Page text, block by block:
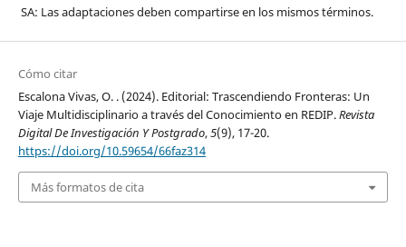
SA: Las adaptaciones deben compartirse en los mismos términos.
Cómo citar
Escalona Vivas, O. . (2024). Editorial: Trascendiendo Fronteras: Un
Viaje Multidisciplinario a través del Conocimiento en REDIP.Revista
Digital De Investigación Y Postgrado,5(9), 17-20.
https://doi.org/10.59654/66faz314
Más formatos de cita